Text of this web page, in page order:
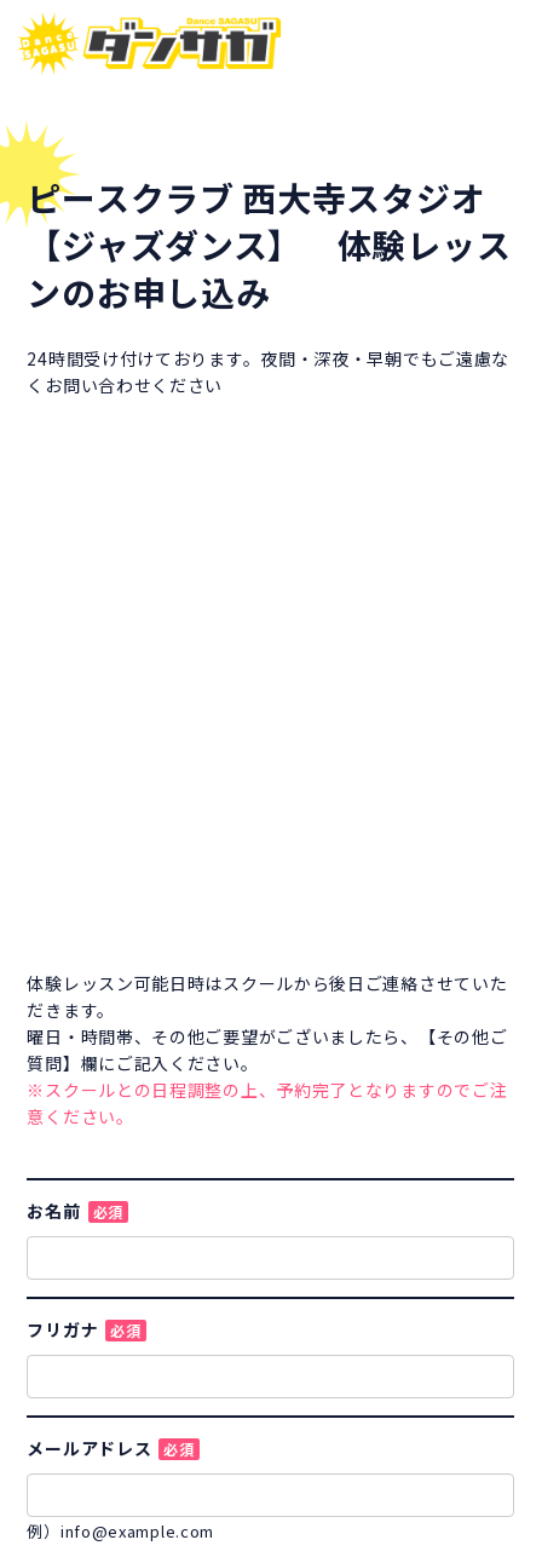
ピースクラブ 西大寺スタジオ
【ジャズダンス】 体験レッス
ンのお申し込み
24時間受け付けております。夜間・深夜・早朝でもご遠慮な
くお問い合わせください
体験レッスン可能日時はスクールから後日ご連絡させていた
だきます。
曜日・時間帯、その他ご要望がございましたら、【その他ご
質問】欄にご記入ください。
※スクールとの日程調整の上、予約完了となりますのでご注
意ください。
お名前 必須
フリガナ 必須
メールアドレス 必須
例）info@example.com